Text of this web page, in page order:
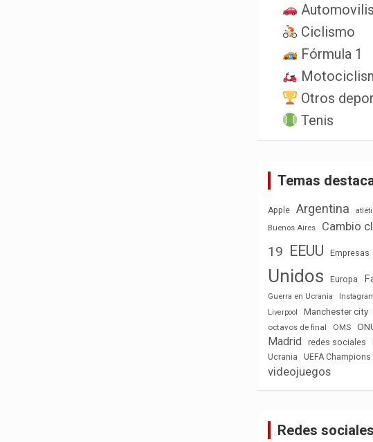
Ciclismo
Fórmula 1
Otros
Tenis
Temas
Apple Argentina
Buenos Aires
Cambio
19
EEUU Empresas
Unidos
Europa
Guerra en Ucrania
Liverpool Manchester city
octavos de final OMS
Madrid
redes sociales
Ucrania
UEFA
videojuegos
Redes sociales